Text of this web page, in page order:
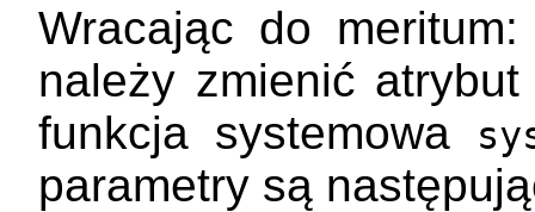
Wracając do
należy zmienić
funkcja systemowa
parametry są